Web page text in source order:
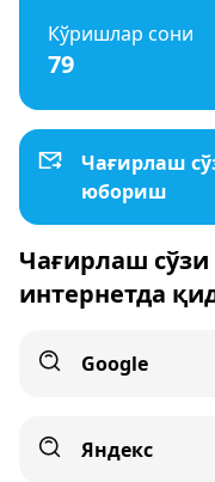
Кўришлар сони
79
Чағирлаш
юбориш
Чағирлаш
интернетда
Google
Яндекс